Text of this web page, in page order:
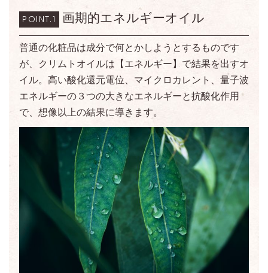
POINT.1 画期的エネルギーオイル
普通の化粧品は成分で何とかしようとするものです
が、クリムトオイルは【エネルギー】で結果を出すオ
イル。高い酸化還元電位、マイクロカレント、量子波
エネルギーの３つの大きなエネルギーと抗酸化作用
で、想像以上の結果に導きます。